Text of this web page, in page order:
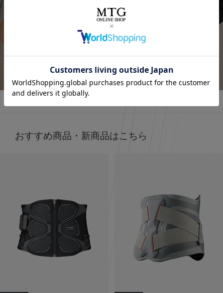
詳しくはこちら
オールブラックにブルーニットで差し色に🩵
インナーの黒Tシャツは、 @sixpad_official のリカバリー
冬にも大活躍したロングスリーブ
着心地もよくて、👨とシェアして使ってる
SSは新色もでるみたい！
4/15までに予約すると、オリジナルアイテムもGETできる
#PR #SIXPAD #シックスパッド #リカバリーウェア #着る
だけで疲労回復
最近よく目にする〝リカバリーウェア〟って
今私が着ているポロシャツがそうなの❣️
【シックスパッド リカバリーウェア ポロシャツ】
何がすごいって、着るだけで血行を促進して、
質の高い疲労回復を実現する一般医療機器のウェアなんだ
その仕組みが、天然鉱石を練りこんだ特殊繊維、
Mediculation®️（メディキュレーション）※を使用した生
って😉
※天然鉱石を原料とした高純度セラミック（非金属）を練
り込んだ特殊繊維「Mediculation®️（メディキュレーショ
ン）」のこと
他にも、筋肉のハリ・コリの緩和、筋肉の疲れを軽減して
くれるなど、日々の疲れや緊張を和らげてくれる優れもの
おすすめ商品・新商品はこちら